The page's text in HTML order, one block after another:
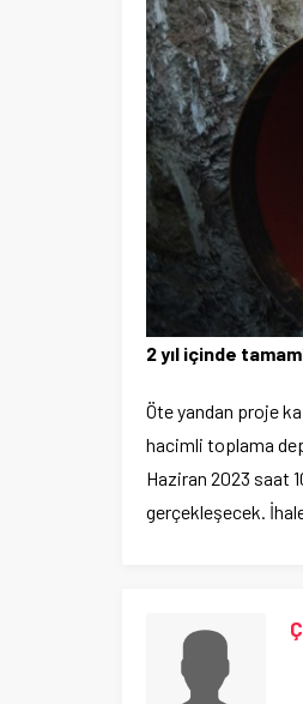
2 yıl içinde
Öte yandan proje
hacimli toplama
Haziran 2023 saat
gerçekleşecek.